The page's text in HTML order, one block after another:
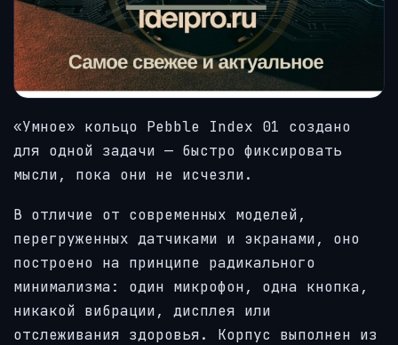
«Умное» кольцо Pebble Index 01 создано
для одной задачи — быстро фиксировать
мысли, пока они не исчезли.
В отличие от современных моделей,
перегруженных датчиками и экранами, оно
построено на принципе радикального
минимализма: один микрофон, одна кнопка,
никакой вибрации, дисплея или
отслеживания здоровья. Корпус выполнен из